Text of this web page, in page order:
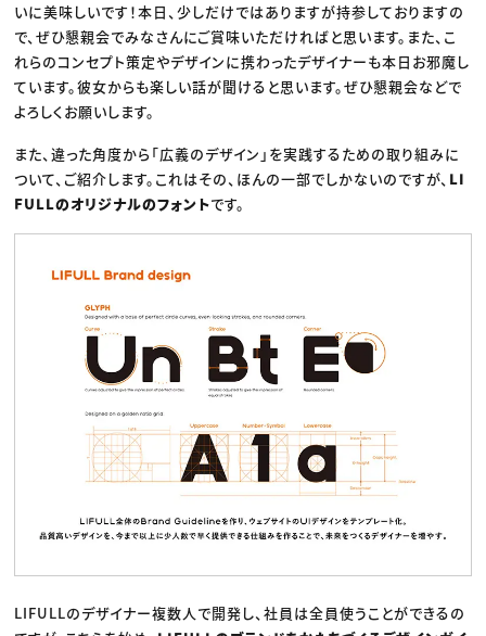
いに美味しいです！本日、少しだけではありますが持参しておりますの
で、ぜひ懇親会でみなさんにご賞味いただければと思います。また、こ
れらのコンセプト策定やデザインに携わったデザイナーも本日お邪魔し
ています。彼女からも楽しい話が聞けると思います。ぜひ懇親会などで
よろしくお願いします。
また、違った角度から「広義のデザイン」を実践するための取り組みに
ついて、ご紹介します。これはその、ほんの一部でしかないのですが、 LI
FULLのオリジナルのフォントです。
LIFULLのデザイナー複数人で開発し、社員は全員使うことができるの